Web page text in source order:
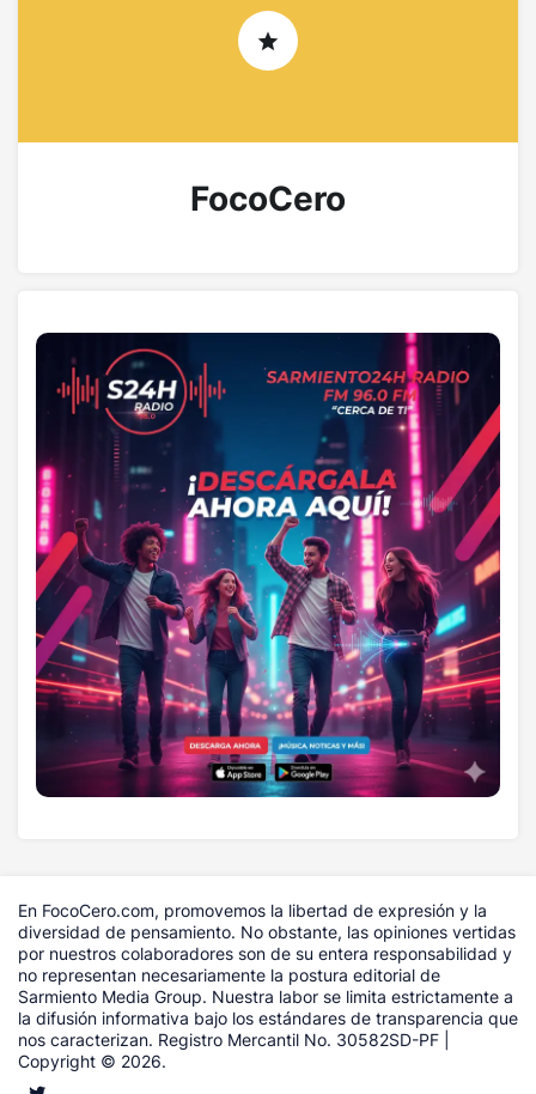
FocoCero
En FocoCero.com, promovemos la libertad de expresión y la
diversidad de pensamiento. No obstante, las opiniones vertidas
por nuestros colaboradores son de su entera responsabilidad y
no representan necesariamente la postura editorial de
Sarmiento Media Group. Nuestra labor se limita estrictamente a
la difusión informativa bajo los estándares de transparencia que
nos caracterizan. Registro Mercantil No. 30582SD-PF |
Copyright © 2026.